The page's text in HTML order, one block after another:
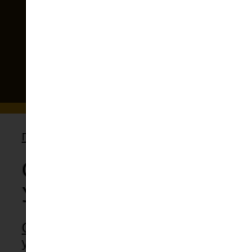
ГЛАВНАЯ
Семейный Кодекс
УСЫНОВЛЕНИЕ
Статья 124. СК РФ. Дети, в
усыновление (удочерение)